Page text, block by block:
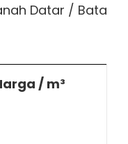
Datar / Bata
/ m³